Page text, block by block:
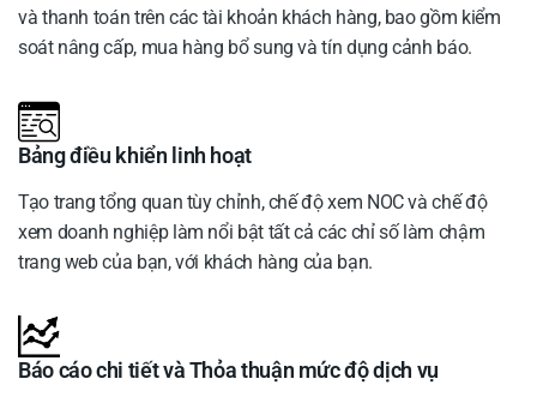
và thanh toán trên các tài khoản khách hàng, bao gồm kiểm
soát nâng cấp, mua hàng bổ sung và tín dụng cảnh báo.
Bảng điều khiển linh hoạt
Tạo trang tổng quan tùy chỉnh, chế độ xem NOC và chế độ
xem doanh nghiệp làm nổi bật tất cả các chỉ số làm chậm
trang web của bạn, với khách hàng của bạn.
Báo cáo chi tiết và Thỏa thuận mức độ dịch vụ